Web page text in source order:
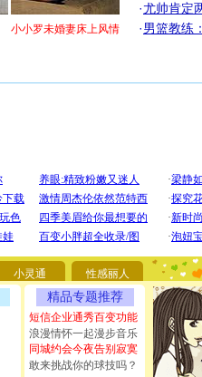
小小罗未婚妻床上风情
·尤帅肯定
·男篮教练
小灵通 性感丽人
精品专题推荐
短信企业通秀百变功能
浪漫情怀一起漫步音乐
同城约会今夜告别寂寞
敢来挑战你的球技吗？
[圣诞节]
你太多
要平安！
[圣诞节]
能正大光
都要快乐
[圣诞节]
如意,快
[元旦]看
断电。爱